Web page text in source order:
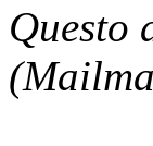
Questo